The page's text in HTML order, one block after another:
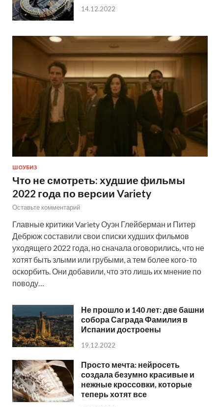
14.12.2022
ШОУБИЗ
Что не смотреть: худшие фильмы
2022 года по версии Variety
Оставьте комментарий
Главные критики Variety Оуэн Глейберман и Питер
Дебрюж составили свои списки худших фильмов
уходящего 2022 года, но сначала оговорились, что не
хотят быть злыми или грубыми, а тем более кого-то
оскорбить. Они добавили, что это лишь их мнение по
поводу…
Не прошло и 140 лет: две башни
собора Саграда Фамилия в
Испании достроены
19.12.2022
Просто мечта: нейросеть
создала безумно красивые и
нежные кроссовки, которые
теперь хотят все